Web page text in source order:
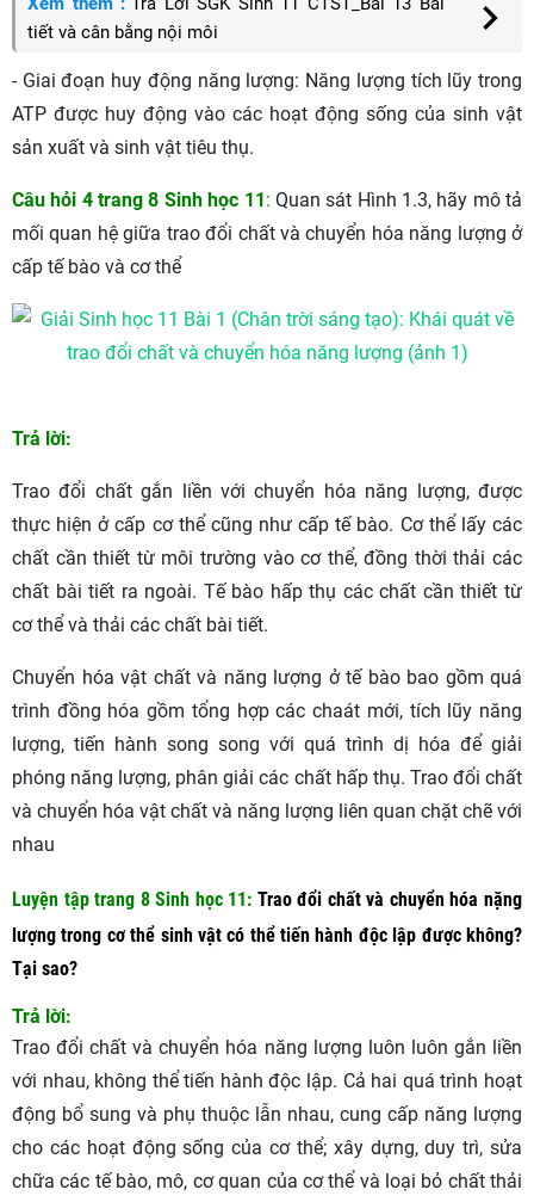
tiết và cân bằng nội môi
- Giai đoạn huy động năng lượng: Năng lượng tích lũy trong
ATP được huy động vào các hoạt động sống của sinh vật
sản xuất và sinh vật tiêu thụ.
Câu hỏi 4 trang 8 Sinh học 11: Quan sát Hình 1.3, hãy mô tả
mối quan hệ giữa trao đổi chất và chuyển hóa năng lượng ở
cấp tế bào và cơ thể
Trả lời:
Trao đổi chất gắn liền với chuyển hóa năng lượng, được
thực hiện ở cấp cơ thể cũng như cấp tế bào. Cơ thể lấy các
chất cần thiết từ môi trường vào cơ thể, đồng thời thải các
chất bài tiết ra ngoài. Tế bào hấp thụ các chất cần thiết từ
cơ thể và thải các chất bài tiết.
Chuyển hóa vật chất và năng lượng ở tế bào bao gồm quá
trình đồng hóa gồm tổng hợp các chaát mới, tích lũy năng
lượng, tiến hành song song với quá trình dị hóa để giải
phóng năng lượng, phân giải các chất hấp thụ. Trao đổi chất
và chuyển hóa vật chất và năng lượng liên quan chặt chẽ với
nhau
Luyện tập trang 8 Sinh học 11: Trao đổi chất và chuyển hóa nặng
lượng trong cơ thể sinh vật có thể tiến hành độc lập được không?
Tại sao?
Trả lời:
Trao đổi chất và chuyển hóa năng lượng luôn luôn gắn liền
với nhau, không thể tiến hành độc lập. Cả hai quá trình hoạt
động bổ sung và phụ thuộc lẫn nhau, cung cấp năng lượng
cho các hoạt động sống của cơ thể; xây dựng, duy trì, sửa
chữa các tế bào, mô, cơ quan của cơ thể và loại bỏ chất thải